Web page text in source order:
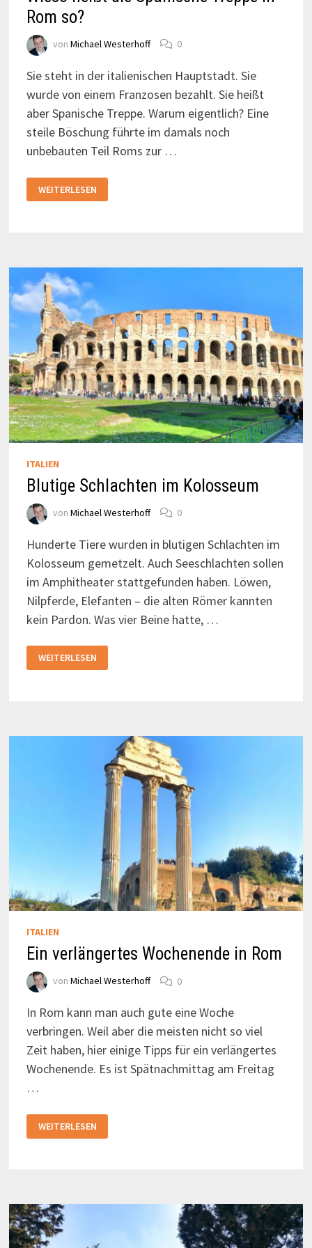
Rom so?
von Michael Westerhoff 0
Sie steht in der italienischen Hauptstadt. Sie
wurde von einem Franzosen bezahlt. Sie heißt
aber Spanische Treppe. Warum eigentlich? Eine
steile Böschung führte im damals noch
unbebauten Teil Roms zur …
HEISST D
IE S
WEITERLESEN
ITALIEN
Blutige Schlachten im Kolosseum
von Michael Westerhoff 0
Hunderte Tiere wurden in blutigen Schlachten im
Kolosseum gemetzelt. Auch Seeschlachten sollen
im Amphitheater stattgefunden haben. Löwen,
Nilpferde, Elefanten – die alten Römer kannten
kein Pardon. Was vier Beine hatte, …
SCHLACHTEN
IM
WEITERLESEN
ITALIEN
Ein verlängertes Wochenende in Rom
von Michael Westerhoff 0
In Rom kann man auch gute eine Woche
verbringen. Weil aber die meisten nicht so viel
Zeit haben, hier einige Tipps für ein verlängertes
Wochenende. Es ist Spätnachmittag am Freitag
…
VERLÄNGERTES
WOCHENENDE
WEITERLESEN